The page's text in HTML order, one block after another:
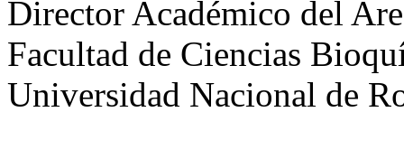
Director Académico del
Facultad de Ciencias
Universidad Nacional de